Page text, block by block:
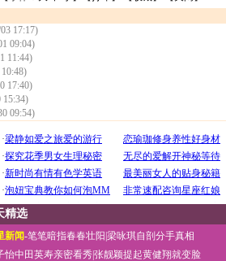
17:17)
09:04)
11:44)
17:40)
15:34)
09:54)
精选
新闻-笔笔暗指春春壮阳 梁咏琪自剖分手真相
怡中田英寿亲密看秀张靓颖提起黄健翔就变脸